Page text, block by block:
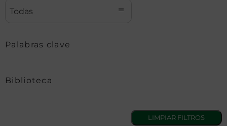
Todas
Palabras clave
Biblioteca